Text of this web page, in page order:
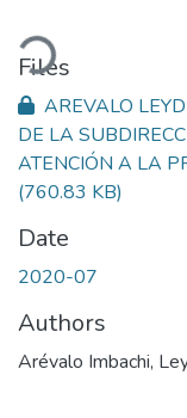
Files
AREVALO
DE LA
ATENCIÓN A LA
(760.83 KB)
Date
2020-07
Authors
Arévalo Imbachi,